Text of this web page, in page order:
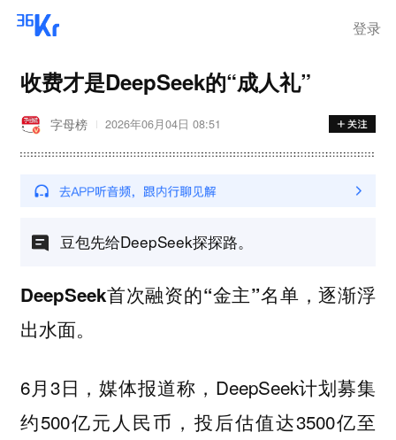
登录
收费才是DeepSeek的“成人礼”
字母榜 2026年06月04日 08:51
豆包先给DeepSeek探探路。
DeepSeek首次融资的“金主”名单，逐渐浮
出水面。
6月3日，媒体报道称，DeepSeek计划募集
约500亿元人民币，投后估值达3500亿至